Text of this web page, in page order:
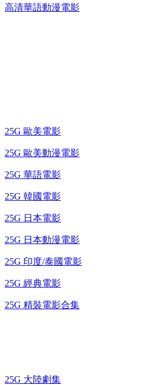
高清華語動漫電影
25G 歐美電影
25G 歐美動漫電影
25G 華語電影
25G 韓國電影
25G 日本電影
25G 日本動漫電影
25G 印度/泰國電影
25G 經典電影
25G 精裝電影合集
25G 大陸劇集